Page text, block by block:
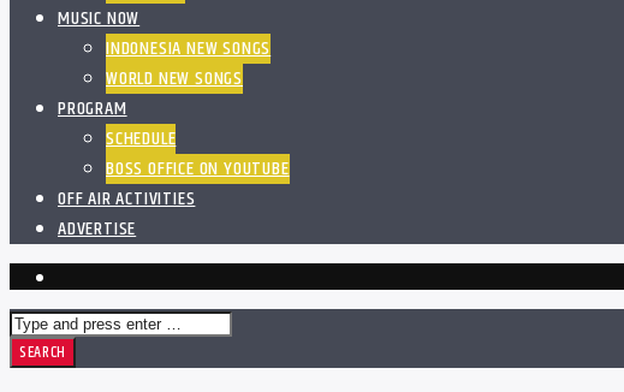
MUSIC NOW
INDONESIA NEW SONGS
WORLD NEW SONGS
PROGRAM
SCHEDULE
BOSS OFFICE ON YOUTUBE
OFF AIR ACTIVITIES
ADVERTISE